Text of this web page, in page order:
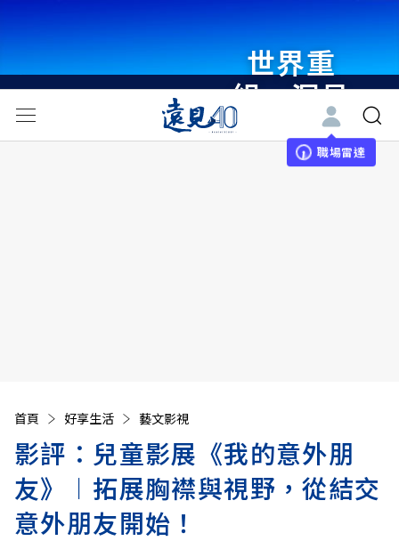
世界重
組・洞見
未來 與
世界領袖
職場雷達
首頁 好享生活 藝文影視
影評：兒童影展《我的意外朋
友》︱拓展胸襟與視野，從結交
意外朋友開始！